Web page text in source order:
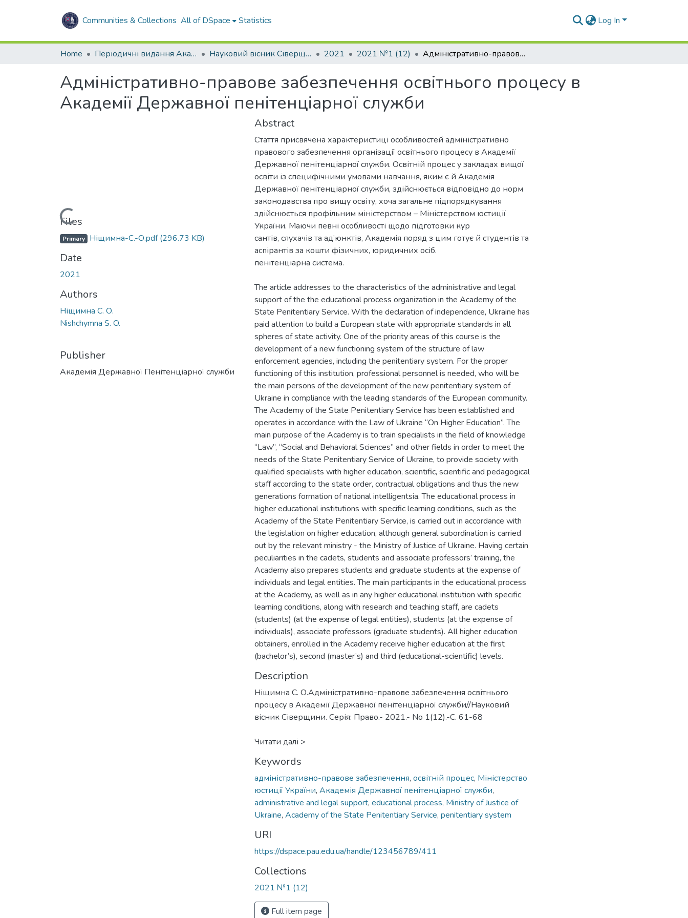
Communities & Collections All of DSpace Statistics Log In
Home Періодичні видання Академії Науковий вісник Сіверщини. Серія: Право. 2021 2021 №1 (12) Адміністративно-правове забезпечення освітнього процесу в Академії Державної пенітенціарної служби
Адміністративно-правове забезпечення освітнього процесу в
Академії Державної пенітенціарної служби
Loading...
Files
Primary Ніщимна-С.-О.pdf(296.73 KB)
Date
2021
Authors
Ніщимна С. О.
Nishchymna S. O.
Publisher
Академія Державної Пенітенціарної служби
Abstract
Стаття присвячена характеристиці особливостей адміністративно
правового забезпечення організації освітнього процесу в Академії
Державної пенітенціарної служби. Освітній процес у закладах вищої
освіти із специфічними умовами навчання, яким є й Академія
Державної пенітенціарної служби, здійснюється відповідно до норм
законодавства про вищу освіту, хоча загальне підпорядкування
здійснюється профільним міністерством – Міністерством юстиції
України. Маючи певні особливості щодо підготовки кур
сантів, слухачів та ад’юнктів, Академія поряд з цим готує й студентів та
аспірантів за кошти фізичних, юридичних осіб.
пенітенціарна система.
The article addresses to the characteristics of the administrative and legal
support of the the educational process organization in the Academy of the
State Penitentiary Service. With the declaration of independence, Ukraine has
paid attention to build a European state with appropriate standards in all
spheres of state activity. One of the priority areas of this course is the
development of a new functioning system of the structure of law
enforcement agencies, including the penitentiary system. For the proper
functioning of this institution, professional personnel is needed, who will be
the main persons of the development of the new penitentiary system of
Ukraine in compliance with the leading standards of the European community.
The Academy of the State Penitentiary Service has been established and
operates in accordance with the Law of Ukraine “On Higher Education”. The
main purpose of the Academy is to train specialists in the field of knowledge
“Law”, “Social and Behavioral Sciences” and other fields in order to meet the
needs of the State Penitentiary Service of Ukraine, to provide society with
qualified specialists with higher education, scientific, scientific and pedagogical
staff according to the state order, contractual obligations and thus the new
generations formation of national intelligentsia. The educational process in
higher educational institutions with specific learning conditions, such as the
Academy of the State Penitentiary Service, is carried out in accordance with
the legislation on higher education, although general subordination is carried
out by the relevant ministry - the Ministry of Justice of Ukraine. Having certain
peculiarities in the cadets, students and associate professors’ training, the
Academy also prepares students and graduate students at the expense of
individuals and legal entities. The main participants in the educational process
at the Academy, as well as in any higher educational institution with specific
learning conditions, along with research and teaching staff, are cadets
(students) (at the expense of legal entities), students (at the expense of
individuals), associate professors (graduate students). All higher education
obtainers, enrolled in the Academy receive higher education at the first
(bachelor’s), second (master’s) and third (educational-scientific) levels.
Description
Ніщимна С. О.Адміністративно-правове забезпечення освітнього
процесу в Академії Державної пенітенціарної служби//Науковий
вісник Сіверщини. Серія: Право.- 2021.- No 1(12).-С. 61-68
Читати далі >
Keywords
адміністративно-правове забезпечення, освітній процес, Міністерство
юстиції України, Академія Державної пенітенціарної служби,
administrative and legal support, educational process, Ministry of Justice of
Ukraine, Academy of the State Penitentiary Service, penitentiary system
URI
https://dspace.pau.edu.ua/handle/123456789/411
Collections
2021 №1 (12)
Full item page